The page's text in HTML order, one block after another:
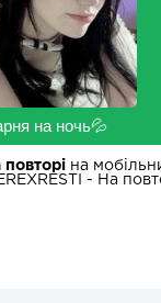
на ночь💦
повторі на
- На